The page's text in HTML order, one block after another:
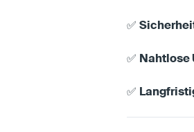
✅
✅ Nahtlose
✅